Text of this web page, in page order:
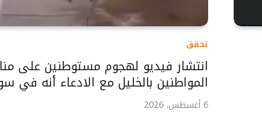
تحقق
انتشار فيديو لهجوم مستوطنين على
المواطنين بالخليل مع الادعاء أنه في
6 أغسطس، 2026